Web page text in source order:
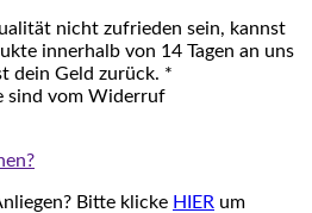
nicht zufrieden sein, kannst
innerhalb von 14 Tagen an uns
dein Geld zurück. *
sind vom Widerruf
Bitte klicke HIER um